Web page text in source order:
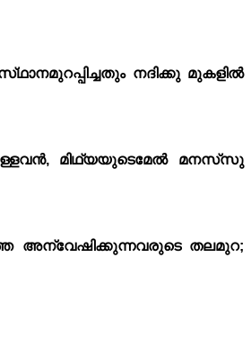
നദിക്കു മുകളിൽ
മിഥ്യയുടെമേൽ മനസ്‌സു
അന്വേഷിക്കുന്നവരുടെ തലമുറ;